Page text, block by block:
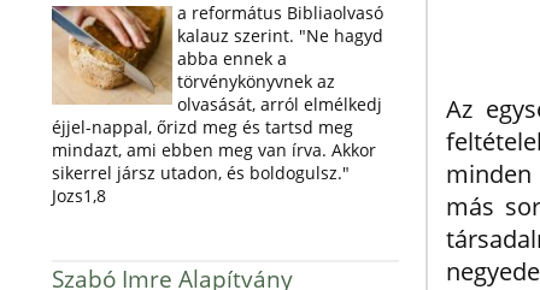
a református Bibliaolvasó
kalauz szerint. "Ne hagyd
abba ennek a
törvénykönyvnek az
olvasását, arról elmélkedj
éjjel-nappal, őrizd meg és tartsd meg
mindazt, ami ebben meg van írva. Akkor
sikerrel jársz utadon, és boldogulsz."
Jozs1,8
Szabó Imre Alapítvány
Az
minden
más